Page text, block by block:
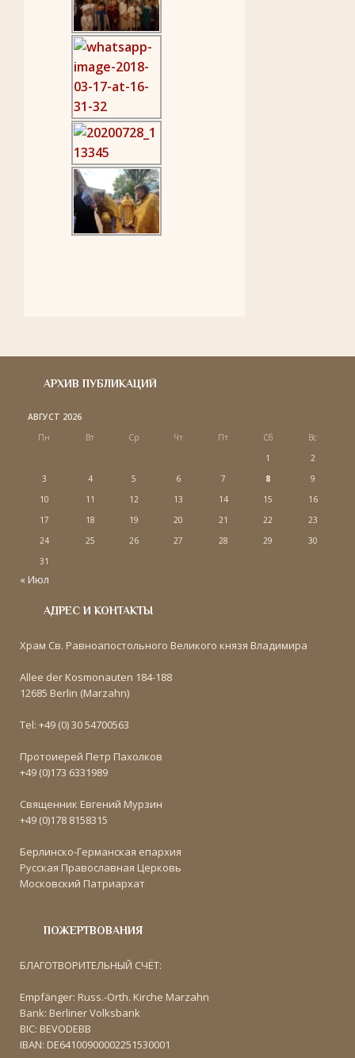
АРХИВ ПУБЛИКАЦИЙ
АВГУСТ 2026
Пн
Вт Ср Чт Пт Сб
Вс
1
2
3
4 5 6 7 8
9
10
11 12 13 14 15
16
17
18 19 20 21 22
23
24
25 26 27 28 29
30
31
« Июл
АДРЕС И КОНТАКТЫ
Храм Св. Равноапостольного Великого князя Владимира
Allee der Kosmonauten 184-188
12685 Berlin (Marzahn)
Tel: +49 (0) 30 54700563
Протоиерей Петр Пахолков
+49 (0)173 6331989
Священник Евгений Мурзин
+49 (0)178 8158315
Берлинско-Германская епархия
Русская Православная Церковь
Московский Патриархат
ПОЖЕРТВОВАНИЯ
БЛАГОТВОРИТЕЛЬНЫЙ СЧЁТ:
Empfänger: Russ.-Orth. Kirche Marzahn
Bank: Berliner Volksbank
BIC: BEVODEBB
IBAN: DE64100900002251530001